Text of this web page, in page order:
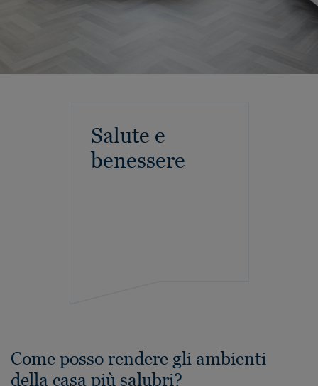
Salute e
benessere
Come posso rendere gli ambienti
della casa più salubri?